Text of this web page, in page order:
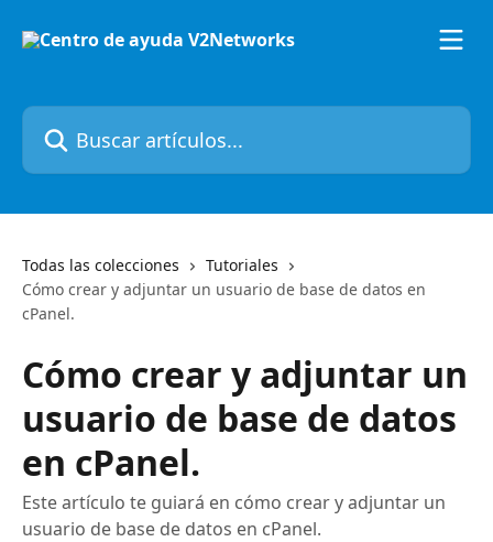
Buscar artículos...
Todas las colecciones
Tutoriales
Cómo crear y adjuntar un usuario de base de datos en
cPanel.
Cómo crear y adjuntar un
usuario de base de datos
en cPanel.
Este artículo te guiará en cómo crear y adjuntar un
usuario de base de datos en cPanel.